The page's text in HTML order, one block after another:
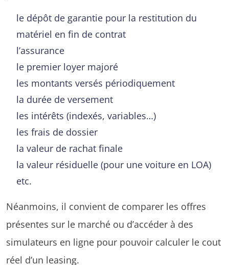
le dépôt de garantie pour la restitution du
matériel en fin de contrat
l’assurance
le premier loyer majoré
les montants versés périodiquement
la durée de versement
les intérêts (indexés, variables…)
les frais de dossier
la valeur de rachat finale
la valeur résiduelle (pour une voiture en LOA)
etc.
Néanmoins, il convient de comparer les offres
présentes sur le marché ou d’accéder à des
simulateurs en ligne pour pouvoir calculer le cout
réel d’un leasing.